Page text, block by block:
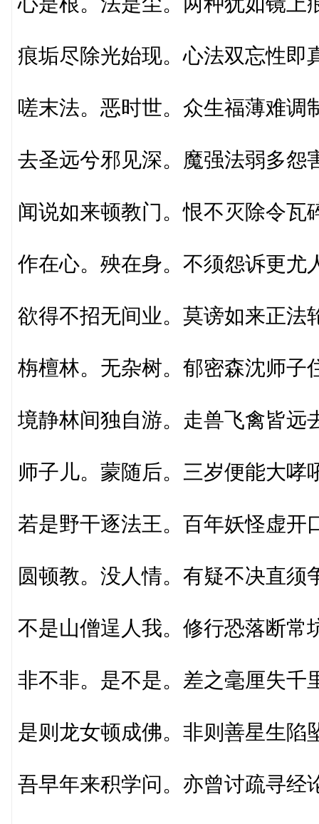
痕垢尽除光始现。心法双忘性即
嗟末法。恶时世。众生福薄难调
去圣远兮邪见深。魔强法弱多怨
闻说如来顿教门。恨不灭除令瓦
作在心。殃在身。不须怨诉更尤
欲得不招无间业。莫谤如来正法
栴檀林。无杂树。郁密森沈师子
境静林间独自游。走兽飞禽皆远
师子儿。蒙随后。三岁便能大哮
若是野干逐法王。百年妖怪虚开
圆顿教。没人情。有疑不决直须
不是山僧逞人我。修行恐落断常
非不非。是不是。差之毫厘失千
是则龙女顿成佛。非则善星生陷
吾早年来积学问。亦曾讨疏寻经